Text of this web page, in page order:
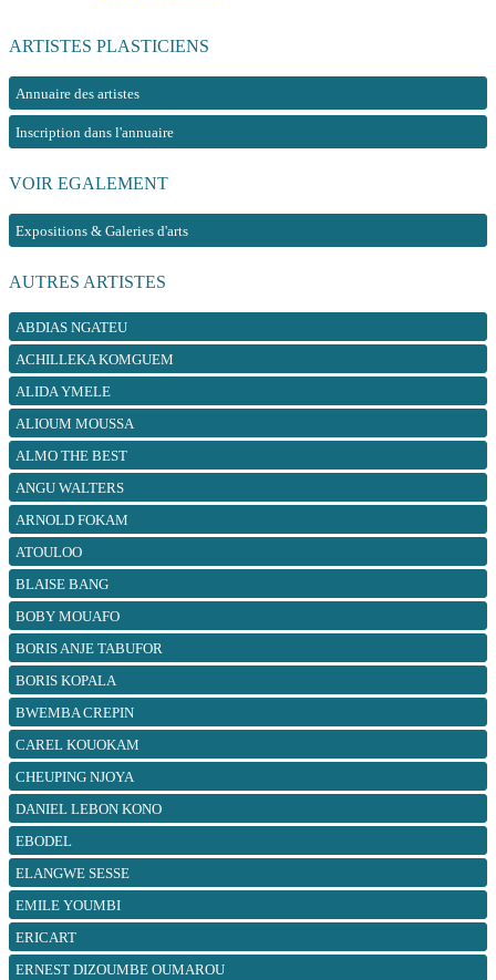
ARTISTES PLASTICIENS
Annuaire des artistes
Inscription dans l'annuaire
VOIR EGALEMENT
Expositions & Galeries d'arts
AUTRES ARTISTES
ABDIAS NGATEU
ACHILLEKA KOMGUEM
ALIDA YMELE
ALIOUM MOUSSA
ALMO THE BEST
ANGU WALTERS
ARNOLD FOKAM
ATOULOO
BLAISE BANG
BOBY MOUAFO
BORIS ANJE TABUFOR
BORIS KOPALA
BWEMBA CREPIN
CAREL KOUOKAM
CHEUPING NJOYA
DANIEL LEBON KONO
EBODEL
ELANGWE SESSE
EMILE YOUMBI
ERICART
ERNEST DIZOUMBE OUMAROU